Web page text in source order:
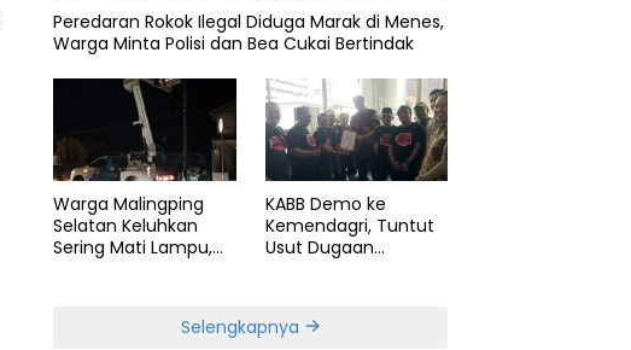
Peredaran Rokok Ilegal Diduga Marak di Menes,
Warga Minta Polisi dan Bea Cukai Bertindak
Warga Malingping
Selatan Keluhkan
Sering Mati Lampu,
KABB Demo ke
Kemendagri, Tuntut
Usut Dugaan
Selengkapnya